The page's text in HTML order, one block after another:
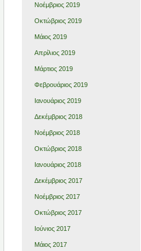
Νοέμβριος 2019
Οκτώβριος 2019
Μάιος 2019
Απρίλιος 2019
Μάρτιος 2019
Φεβρουάριος 2019
Ιανουάριος 2019
Δεκέμβριος 2018
Νοέμβριος 2018
Οκτώβριος 2018
Ιανουάριος 2018
Δεκέμβριος 2017
Νοέμβριος 2017
Οκτώβριος 2017
Ιούνιος 2017
Μάιος 2017